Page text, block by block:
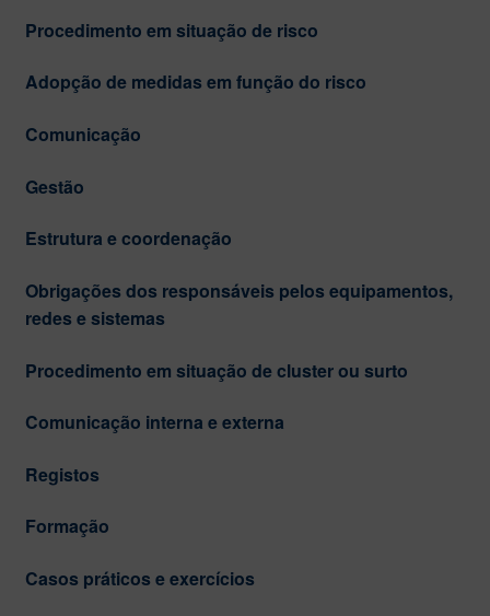
Procedimento em situação de risco
Adopção de medidas em função do risco
Comunicação
Gestão
Estrutura e coordenação
Obrigações dos responsáveis pelos equipamentos,
redes e sistemas
Procedimento em situação de cluster ou surto
Comunicação interna e externa
Registos
Formação
Casos práticos e exercícios